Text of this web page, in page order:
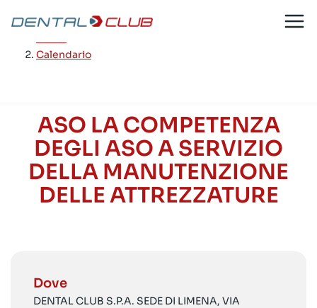
contenuto
Calendario
ASO LA COMPETENZA
DEGLI ASO A SERVIZIO
DELLA MANUTENZIONE
DELLE ATTREZZATURE
Dove
DENTAL CLUB S.P.A. SEDE DI LIMENA, VIA